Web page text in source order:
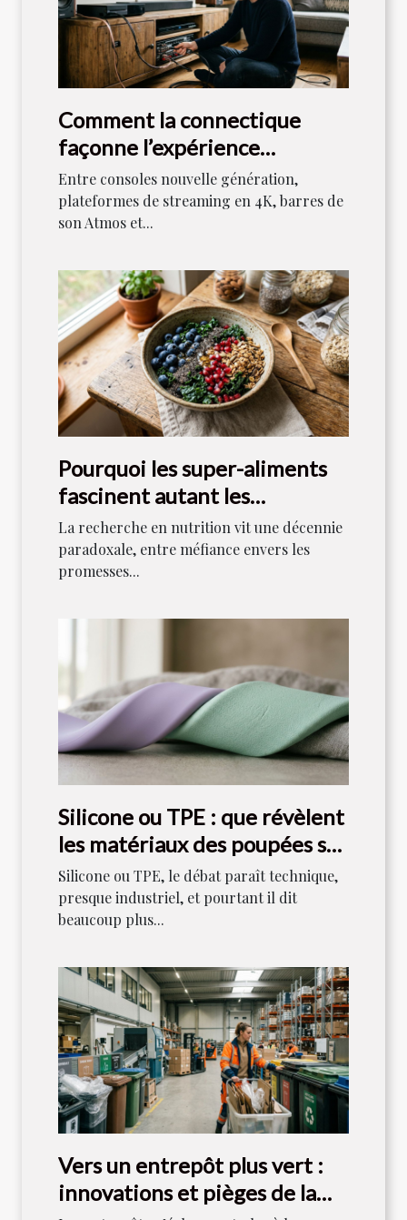
Comment la connectique
façonne l’expérience
audiovisuelle moderne
Entre consoles nouvelle génération,
plateformes de streaming en 4K, barres de
son Atmos et...
Pourquoi les super-aliments
fascinent autant les
scientifiques aujourd’hui
La recherche en nutrition vit une décennie
paradoxale, entre méfiance envers les
promesses...
Silicone ou TPE : que révèlent
les matériaux des poupées sur
notre rapport au plaisir ?
Silicone ou TPE, le débat paraît technique,
presque industriel, et pourtant il dit
beaucoup plus...
Vers un entrepôt plus vert :
innovations et pièges de la